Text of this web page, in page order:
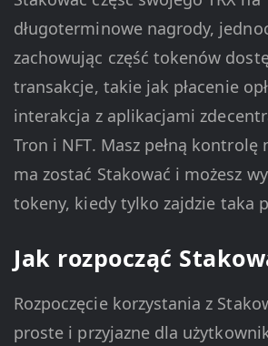
długoterminowe nagrody,
zachowując część tokenów
transakcje, takie jak płacenie
interakcja z aplikacjami
Tron i NFT. Masz pełną kontrolę
ma zostać Stakować i możesz
tokeny, kiedy tylko zajdzie taka
Jak rozpocząć
Rozpoczęcie korzystania z
proste i przyjazne dla